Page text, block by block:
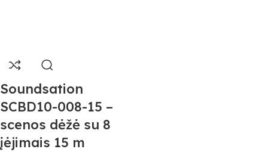
Soundsation
SCBD10-008-15 –
scenos dėžė su 8
įėjimais 15 m